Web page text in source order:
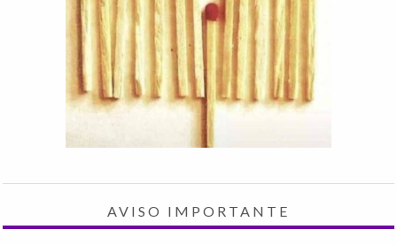
AVISO IMPORTANTE